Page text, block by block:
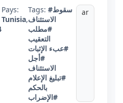
Pays:
Tunisia,
Tags: #سقوط
الاستئناف
#مطلب
التعقيب
#عبء الإثبات
#أجل
الاستئناف
#تبليغ الإعلام
بالحكم
#الإضراب
ar